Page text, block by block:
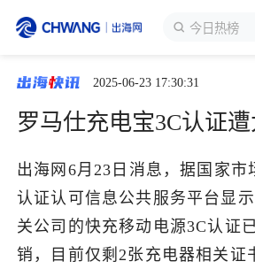
今日热榜
跨境展会
出海资讯
跨境报告
2025-06-23 17:30:31
罗马仕充电宝3C认证
出海网6月23日消息，据国家市
认证认可信息公共服务平台显
关公司的快充移动电源3C认证
销，目前仅剩2张充电器相关证